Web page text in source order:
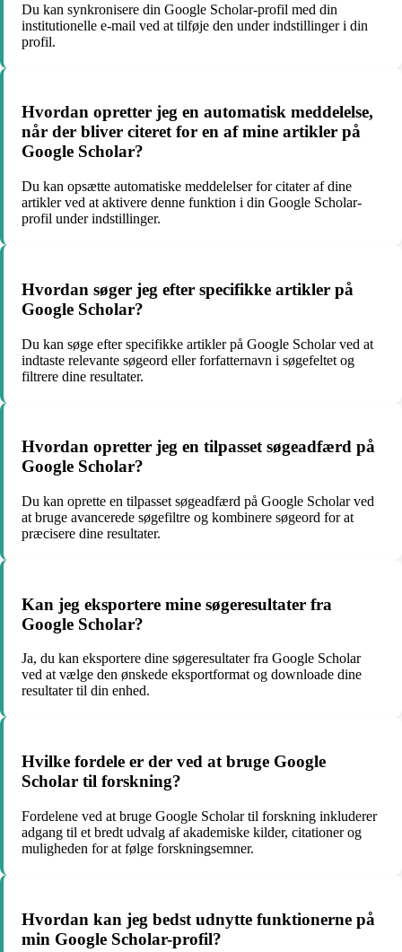
Du kan synkronisere din Google Scholar-profil med din
institutionelle e-mail ved at tilføje den under indstillinger i din
profil.
Hvordan opretter jeg en automatisk meddelelse,
når der bliver citeret for en af mine artikler på
Google Scholar?
Du kan opsætte automatiske meddelelser for citater af dine
artikler ved at aktivere denne funktion i din Google Scholar-
profil under indstillinger.
Hvordan søger jeg efter specifikke artikler på
Google Scholar?
Du kan søge efter specifikke artikler på Google Scholar ved at
indtaste relevante søgeord eller forfatternavn i søgefeltet og
filtrere dine resultater.
Hvordan opretter jeg en tilpasset søgeadfærd på
Google Scholar?
Du kan oprette en tilpasset søgeadfærd på Google Scholar ved
at bruge avancerede søgefiltre og kombinere søgeord for at
præcisere dine resultater.
Kan jeg eksportere mine søgeresultater fra
Google Scholar?
Ja, du kan eksportere dine søgeresultater fra Google Scholar
ved at vælge den ønskede eksportformat og downloade dine
resultater til din enhed.
Hvilke fordele er der ved at bruge Google
Scholar til forskning?
Fordelene ved at bruge Google Scholar til forskning inkluderer
adgang til et bredt udvalg af akademiske kilder, citationer og
muligheden for at følge forskningsemner.
Hvordan kan jeg bedst udnytte funktionerne på
min Google Scholar-profil?